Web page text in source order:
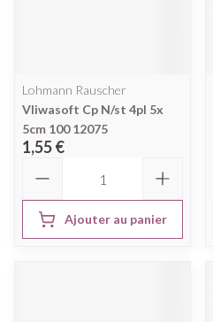
Lohmann Rauscher
Vliwasoft Cp N/st 4pl 5x
5cm 100 12075
1,55 €
Ajouter au panier